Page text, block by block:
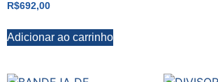
R$692,00
Adicionar ao carrinho